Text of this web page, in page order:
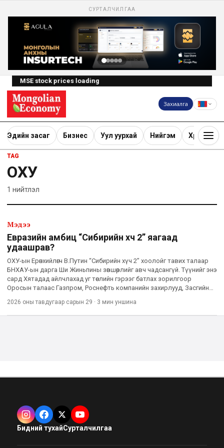
СУРТАЛЧИЛГАА
MSE stock prices loading
Захиалга
Эдийн засаг Бизнес Уул уурхай Нийгэм Хөрөнгө
TAG
ОХУ
1 нийтлэл
Мэдээ
Евразийн амбиц “Сибирийн хүч 2” яагаад
удаашрав?
ОХУ-ын Ерөнхийлөгч В.Путин “Сибирийн хүч 2” хоолойг тавих талаар
БНХАУ-ын дарга Ши Жиньпины зөвшөөрлийг авч чадсангүй. Түүнийг энэ
сард Хятадад айлчлахад уг төслийн гэрээг батлах зорилгоор
Оросын талаас Газпром, Роснефть компанийн захирлууд, Засгийн
2026 оны тавдугаар сарын 29 · 3 мин уншина
Бидний тухайСурталчилгаа